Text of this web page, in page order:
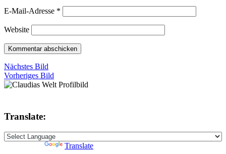
E-Mail-Adresse *
Website
Nächstes Bild
Vorheriges Bild
Translate:
Translate